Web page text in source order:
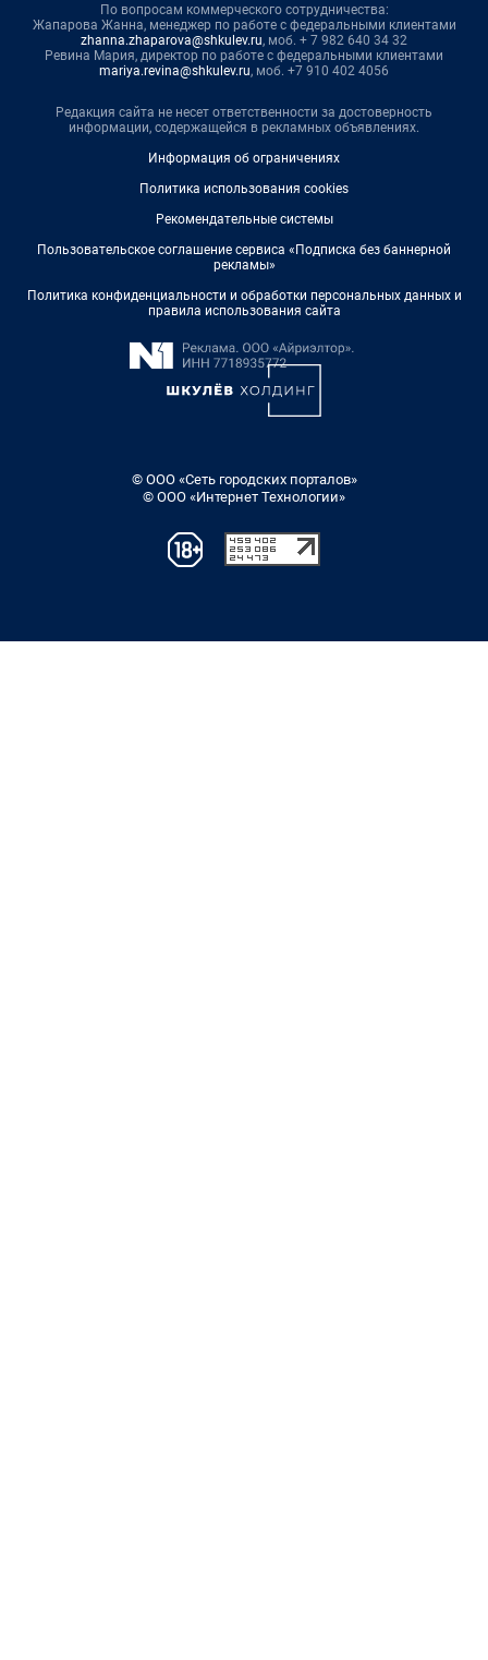
По вопросам коммерческого сотрудничества:
Жапарова Жанна, менеджер по работе с федеральными клиентами
zhanna.zhaparova@shkulev.ru, моб. + 7 982 640 34 32
Ревина Мария, директор по работе с федеральными клиентами
mariya.revina@shkulev.ru, моб. +7 910 402 4056
Редакция сайта не несет ответственности за достоверность
информации, содержащейся в рекламных объявлениях.
Информация об ограничениях
Политика использования cookies
Рекомендательные системы
Пользовательское соглашение сервиса «Подписка без баннерной
рекламы»
Политика конфиденциальности и обработки персональных данных и
правила использования сайта
© ООО «Сеть городских порталов»
© ООО «Интернет Технологии»